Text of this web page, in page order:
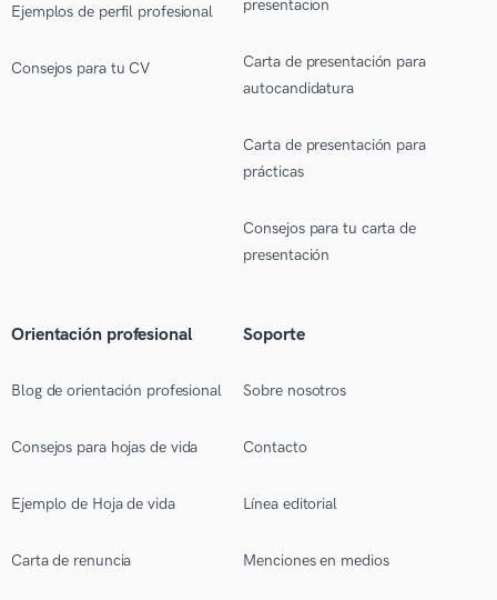
Ejemplos de perfil profesional
Consejos para tu CV
presentacion
Carta de presentación para
autocandidatura
Carta de presentación para
prácticas
Consejos para tu carta de
presentación
Orientación profesional
Blog de orientación profesional
Consejos para hojas de vida
Ejemplo de Hoja de vida
Carta de renuncia
Soporte
Sobre nosotros
Contacto
Línea editorial
Menciones en medios